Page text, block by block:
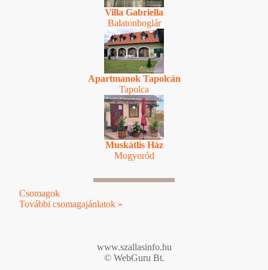
Villa Gabriella
Balatonboglár
Apartmanok Tapolcán
Tapolca
Muskátlis Ház
Mogyoród
Csomagok
További csomagajánlatok »
www.szallasinfo.hu
© WebGuru Bt.